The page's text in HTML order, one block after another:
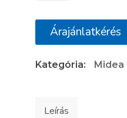
Easy
Pro
12-
Árajánlatkérés
Kategória: Midea
Leírás